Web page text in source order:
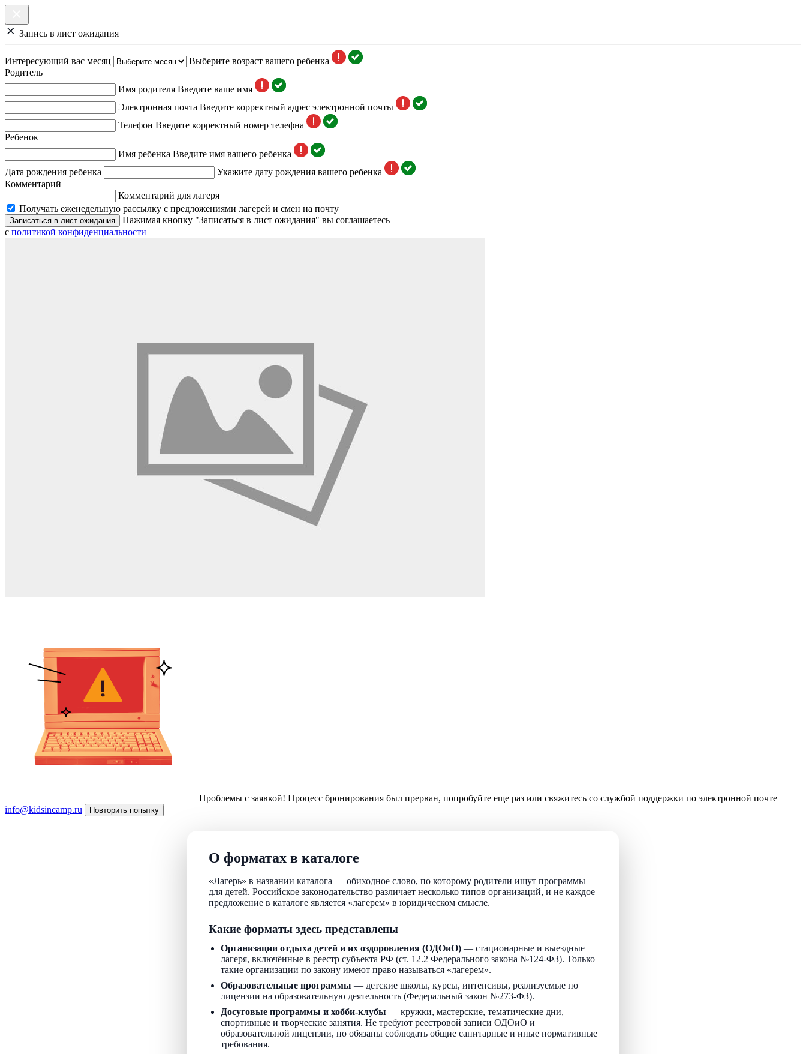
Запись в лист ожидания
Интересующий вас месяц
Выберите возраст вашего ребенка
Родитель
Имя родителя Введите ваше имя
Электронная почта Введите корректный адрес электронной почты
Телефон Введите корректный номер телефна
Ребенок
Имя ребенка Введите имя вашего ребенка
Дата рождения ребенка
Укажите дату рождения вашего ребенка
Комментарий
Комментарий для лагеря
Получать еженедельную рассылку с предложениями лагерей и смен на почту
Записаться в лист ожидания
Нажимая кнопку "Записаться в лист ожидания" вы соглашаетесь
с политикой конфиденциальности
Проблемы с заявкой! Процесс бронирования был прерван, попробуйте еще раз или свяжитесь со службой поддержки по электронной почте
info@kidsincamp.ru
Повторить попытку
О форматах в каталоге
«Лагерь» в названии каталога — обиходное слово, по которому родители ищут программы
для детей. Российское законодательство различает несколько типов организаций, и не каждое
предложение в каталоге является «лагерем» в юридическом смысле.
Какие форматы здесь представлены
Организации отдыха детей и их оздоровления (ОДОиО) — стационарные и выездные
лагеря, включённые в реестр субъекта РФ (ст. 12.2 Федерального закона №124-ФЗ). Только
такие организации по закону имеют право называться «лагерем».
Образовательные программы — детские школы, курсы, интенсивы, реализуемые по
лицензии на образовательную деятельность (Федеральный закон №273-ФЗ).
Досуговые программы и хобби-клубы — кружки, мастерские, тематические дни,
спортивные и творческие занятия. Не требуют реестровой записи ОДОиО и
образовательной лицензии, но обязаны соблюдать общие санитарные и иные нормативные
требования.